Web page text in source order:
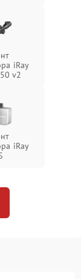
iRay
v2
iRay